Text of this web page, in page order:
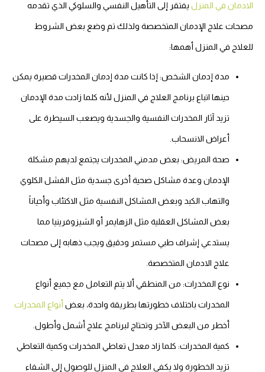
الادمان في المنزليفتقر إلى التأهيل النفسي والسلوكي الذي تقدمه
مصحات علاج الإدمان المتخصصة ولذلك تم وضع بعض الشروط
للعلاج في المنزل أهمها:
مدة إدمان الشخص: إذا كانت مدة إدمان المخدرات قصيرة يمكن
حينها اتباع برنامج العلاج في المنزل لأنه كلما زادت مدة الإدمان
تزيد آثار المخدرات النفسية والجسدية ويصعب السيطرة على
أعراض الانسحاب.
صحة المريض: بعض مدمني المخدرات يجتمع لديهم مشكلة
الإدمان وعدة مشاكل صحية أخرى جسدية مثل الفشل الكلوي
والتهاب الكبد وبعض المشاكل النفسية مثل الاكتئاب وأحياناً
بعض المشاكل العقلية مثل الزهايمر أو الشيزوفرينيا مما
يستدعي إشراف طبي مستمر ودقيق ويجب ذهابه إلى مصحات
علاج الادمان المتخصصة.
نوع المخدرات: من المنطقي ألا يتم التعامل مع جميع أنواع
المخدرات باختلاف خطورتها بطريقة واحدة، بعضأنواع المخدرات
أخطر من البعض الآخر وتحتاج لبرنامج علاج أشمل وأطول.
كمية المخدرات: كلما زاد معدل تعاطي المخدرات وكمية التعاطي
تزيد الخطورة ولا يكفي العلاج في المنزل للوصول إلى الشفاء